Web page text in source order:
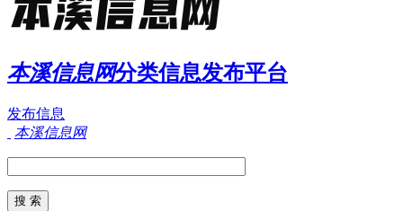
本溪信息网分类信息发布平台
发布信息
本溪信息网